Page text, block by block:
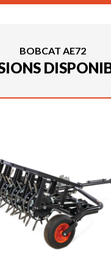
BOBCAT AE72